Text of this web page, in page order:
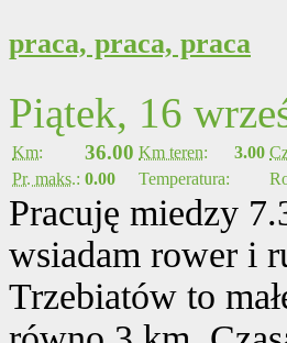
praca, praca, praca
Piątek, 16
Km: 36.00 Km teren: 3.00
Pr. maks.: 0.00 Temperatura:
Pracuję miedzy
wsiadam rower i
Trzebiatów to